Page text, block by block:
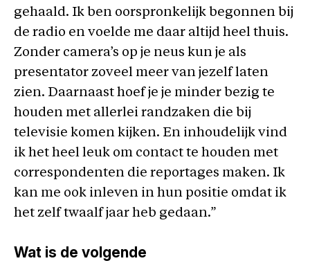
gehaald. Ik ben oorspronkelijk begonnen bij
de radio en voelde me daar altijd heel thuis.
Zonder camera’s op je neus kun je als
presentator zoveel meer van jezelf laten
zien. Daarnaast hoef je je minder bezig te
houden met allerlei randzaken die bij
televisie komen kijken. En inhoudelijk vind
ik het heel leuk om contact te houden met
correspondenten die reportages maken. Ik
kan me ook inleven in hun positie omdat ik
het zelf twaalf jaar heb gedaan.”
Wat is de volgende